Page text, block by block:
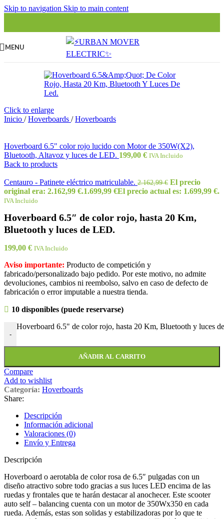
Skip to navigation Skip to main content
MENU
Click to enlarge
Inicio / Hoverboards / Hoverboards
Hoverboard 6.5" color rojo lucido con Motor de 350W(X2),
Bluetooth, Altavoz y luces de LED. 199,00 € IVA Incluido
Back to products
Centauro - Patinete eléctrico matriculable. 2.162,99€ El precio
original era: 2.162,99 €.1.699,99 €El precio actual es: 1.699,99 €.
IVA Incluido
Hoverboard 6.5″ de color rojo, hasta 20 Km,
Bluetooth y luces de LED.
199,00 € IVA Incluido
Aviso importante: Producto de competición y
fabricado/personalizado bajo pedido. Por este motivo, no admite
devoluciones, cambios ni reembolso, salvo en caso de defecto de
fabricación o error imputable a nuestra tienda.
10 disponibles (puede reservarse)
-
Hoverboard 6.5" de color rojo, hasta 20 Km, Bluetooth y luces
AÑADIR AL CARRITO
Compare
Add to wishlist
Categoría: Hoverboards
Share:
Descripción
Información adicional
Valoraciones (0)
Envío y Entrega
Descripción
Hoverboard o aerotabla de color rosa de 6.5″ pulgadas con un
diseño atractivo sobre todo gracias a sus luces LED encima de las
ruedas y frontales que te harán destacar al anochecer. Este scooter
auto self – balancing cuenta con un motor de 350Wx350 en cada
rueda. Además, estas son solidas y estabilizadoras por lo que te